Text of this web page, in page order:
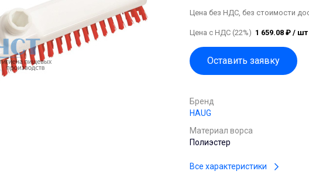
Цена без НДС, без стоимости
Цена с НДС (22%) 1 659.08 ₽ / шт
Оставить заявку
Бренд
HAUG
Материал ворса
Полиэстер
Все характеристики